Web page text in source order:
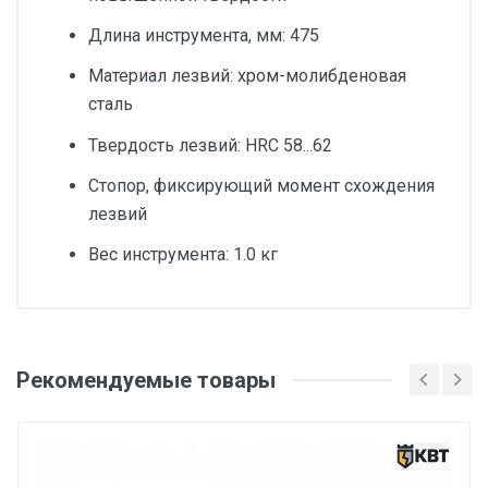
Длина инструмента, мм: 475
Материал лезвий: хром-молибденовая
сталь
Твердость лезвий: HRC 58...62
Стопор, фиксирующий момент схождения
лезвий
Вес инструмента: 1.0 кг
Общая длина (Од), мм
Рекомендуемые товары